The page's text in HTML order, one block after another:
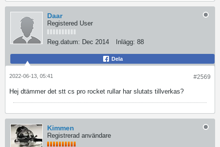
Daar
Registered User
Reg.datum: Dec 2014 Inlägg: 88
Dela
#2569
2022-06-13, 05:41
Hej dtämmer det stt cs pro rocket rullar har slutats tillverkas?
Kimmen
Registrerad användare